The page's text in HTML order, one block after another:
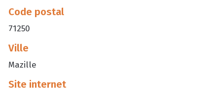
Code postal
71250
Ville
Mazille
Site internet